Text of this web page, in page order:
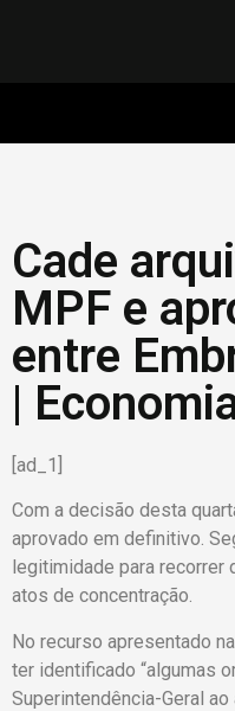
Cade
MPF e
entre
|
[ad_1]
Com a decisão desta
aprovado em definitivo.
legitimidade para recorrer
atos de concentração.
No recurso apresentado
ter identificado “algumas
Superintendência-Geral